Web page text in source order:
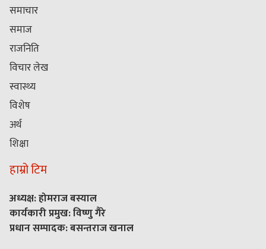
समाचार
समाज
राजनिति
विचार लेख
स्वास्थ्य
विशेष
अर्थ
शिक्षा
हाम्रो टिम
अध्यक्ष: होमराज बस्याल
कार्यकारी प्रमुख: विष्णु गैरे
प्रधान सम्पादक: बसन्तराज खनाल